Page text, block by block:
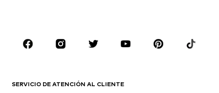
MARCAS
PUMA
CONVERSE
SERVICIO DE ATENCIÓN AL CLIENTE